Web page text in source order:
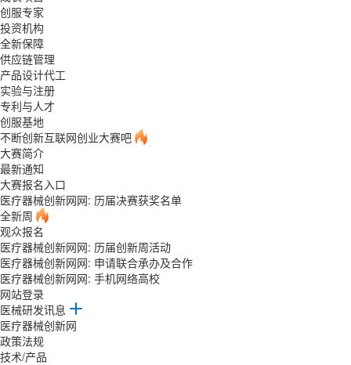
创服专家
投资机构
全新保障
供应链管理
产品设计代工
实验与注册
专利与人才
创服基地
不断创新互联网创业大赛吧
大赛简介
最新通知
大赛报名入口
医疗器械创新网网: 历届决赛获奖名单
全新周
观众报名
医疗器械创新网网: 历届创新周活动
医疗器械创新网网: 申请联合承办及合作
医疗器械创新网网: 手机网络高校
网站登录
医械研发讯息
医疗器械创新网
政策法规
技术/产品